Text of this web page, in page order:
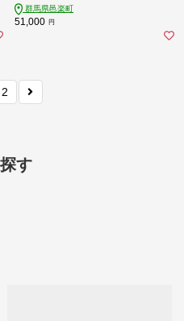
群馬県邑楽町
51,000 円
2
す